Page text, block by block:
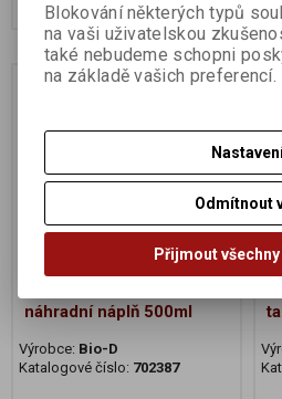
Na dotaz
náhradní náplň 500ml
Výrobce: Bio-D
Katalogové číslo: 702387
Blokování některých typů
na vaši uživatelskou
také nebudeme schopni
na základě vašich preferencí.
Odmítnout
Přijmout